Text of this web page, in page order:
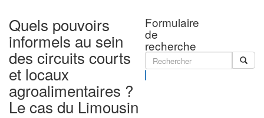
Formulaire
de
recherche
Quels pouvoirs
informels au sein
des circuits courts
et locaux
agroalimentaires ?
Le cas du Limousin